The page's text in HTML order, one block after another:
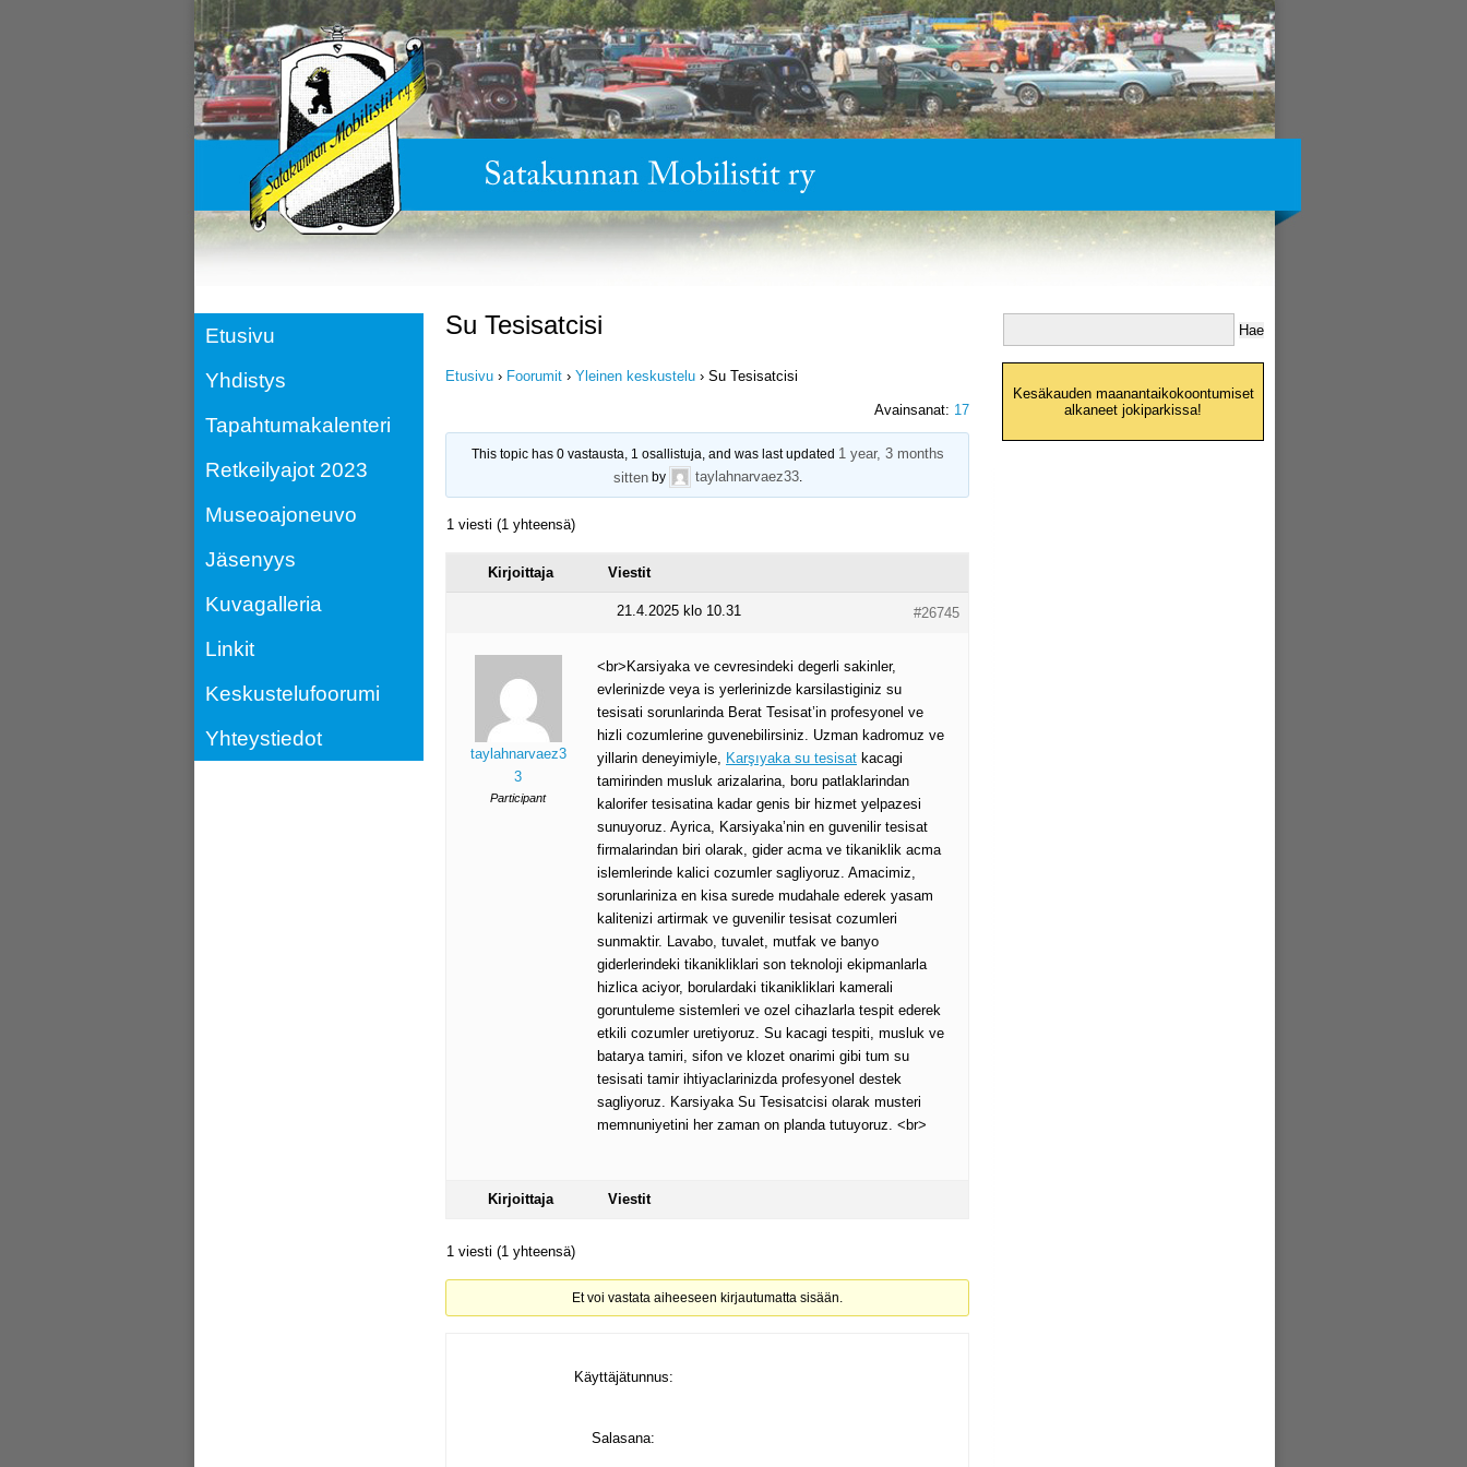
Etusivu
Yhdistys
Tapahtumakalenteri
Retkeilyajot 2023
Museoajoneuvo
Jäsenyys
Kuvagalleria
Linkit
Keskustelufoorumi
Yhteystiedot
Su Tesisatcisi
Etusivu › Foorumit › Yleinen keskustelu › Su Tesisatcisi
Avainsanat: 17
This topic has 0 vastausta, 1 osallistuja, and was last updated 1 year, 3 months
sittenby taylahnarvaez33.
1 viesti (1 yhteensä)
Kirjoittaja Viestit
21.4.2025 klo 10.31 #26745
taylahnarvaez3
3
Participant
<br>Karsiyaka ve cevresindeki degerli sakinler,
evlerinizde veya is yerlerinizde karsilastiginiz su
tesisati sorunlarinda Berat Tesisat’in profesyonel ve
hizli cozumlerine guvenebilirsiniz. Uzman kadromuz ve
yillarin deneyimiyle, Karşıyaka su tesisat kacagi
tamirinden musluk arizalarina, boru patlaklarindan
kalorifer tesisatina kadar genis bir hizmet yelpazesi
sunuyoruz. Ayrica, Karsiyaka’nin en guvenilir tesisat
firmalarindan biri olarak, gider acma ve tikaniklik acma
islemlerinde kalici cozumler sagliyoruz. Amacimiz,
sorunlariniza en kisa surede mudahale ederek yasam
kalitenizi artirmak ve guvenilir tesisat cozumleri
sunmaktir. Lavabo, tuvalet, mutfak ve banyo
giderlerindeki tikanikliklari son teknoloji ekipmanlarla
hizlica aciyor, borulardaki tikanikliklari kamerali
goruntuleme sistemleri ve ozel cihazlarla tespit ederek
etkili cozumler uretiyoruz. Su kacagi tespiti, musluk ve
batarya tamiri, sifon ve klozet onarimi gibi tum su
tesisati tamir ihtiyaclarinizda profesyonel destek
sagliyoruz. Karsiyaka Su Tesisatcisi olarak musteri
memnuniyetini her zaman on planda tutuyoruz. <br>
Kirjoittaja Viestit
1 viesti (1 yhteensä)
Et voi vastata aiheeseen kirjautumatta sisään.
Käyttäjätunnus:
Salasana:
Kesäkauden maanantaikokoontumiset
alkaneet jokiparkissa!